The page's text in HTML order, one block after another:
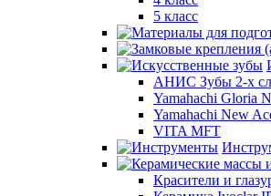
5 класс
АНИС Зубы 2-х
Yamahachi Gloria
Yamahachi New
VITA MFT
Красители и